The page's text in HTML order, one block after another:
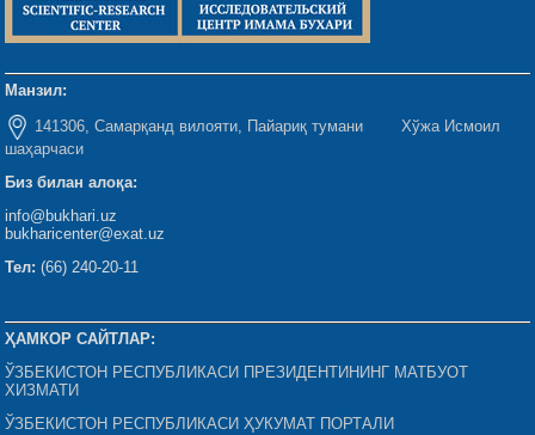
Манзил:
141306, Самарқанд вилояти, Пайариқ тумани Хўжа Исмоил
шаҳарчаси
Биз билан алоқа:
info@bukhari.uz
bukharicenter@exat.uz
Тел: (66) 240-20-11
ҲАМКОР САЙТЛАР:
ЎЗБЕКИСТОН РЕСПУБЛИКАСИ ПРЕЗИДЕНТИНИНГ МАТБУОТ
ХИЗМАТИ
ЎЗБЕКИСТОН РЕСПУБЛИКАСИ ҲУКУМАТ ПОРТАЛИ